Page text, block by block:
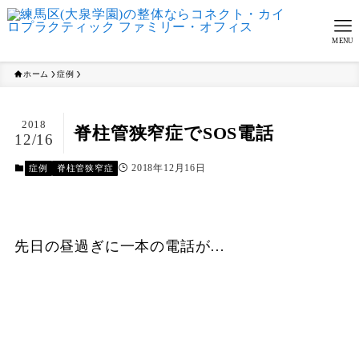
MENU
ホーム 症例
脊柱管狭窄症でSOS電話
2018
12/16
症例 脊柱管狭窄症 2018年12月16日
先日の昼過ぎに一本の電話が…